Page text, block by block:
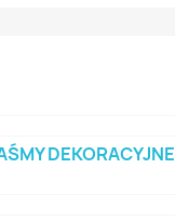
DEKORACYJNE